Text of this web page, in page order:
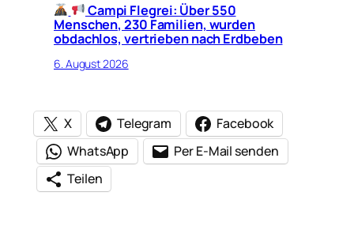
Campi Flegrei: Über 550
Menschen, 230 Familien, wurden
obdachlos, vertrieben nach Erdbeben
6. August 2026
X Telegram
Facebook
WhatsApp
Per E-Mail senden
Teilen